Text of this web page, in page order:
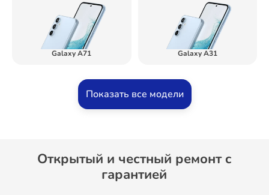
Galaxy A71 Galaxy A31
Показать все модели
Открытый и честный ремонт c
гарантией